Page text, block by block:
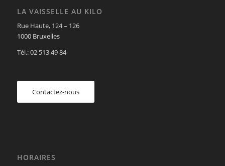
LA VAISSELLE AU KILO
Rue Haute, 124 – 126
1000 Bruxelles
Tél.: 02 513 49 84
Contactez-nous
HORAIRES